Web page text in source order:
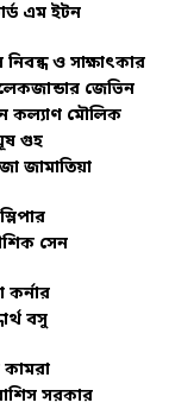
এম ইটন
নিবন্ধ ও সাক্ষাৎকার
জেভিন
কল্যাণ মৌলিক
গুহ
জামাতিয়া
সেন
কর্নার
বসু
কামরা
সরকার